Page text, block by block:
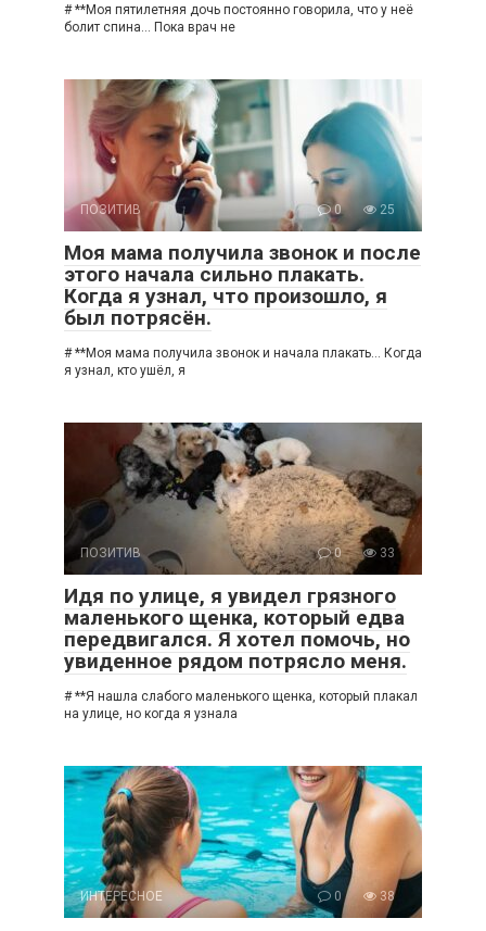
# **Моя пятилетняя дочь постоянно говорила, что у неё
болит спина… Пока врач не
ПОЗИТИВ 0 25
Моя мама получила звонок и после
этого начала сильно плакать.
Когда я узнал, что произошло, я
был потрясён.
# **Моя мама получила звонок и начала плакать… Когда
я узнал, кто ушёл, я
ПОЗИТИВ 0 33
Идя по улице, я увидел грязного
маленького щенка, который едва
передвигался. Я хотел помочь, но
увиденное рядом потрясло меня.
# **Я нашла слабого маленького щенка, который плакал
на улице, но когда я узнала
ИНТЕРЕСНОЕ 0 38